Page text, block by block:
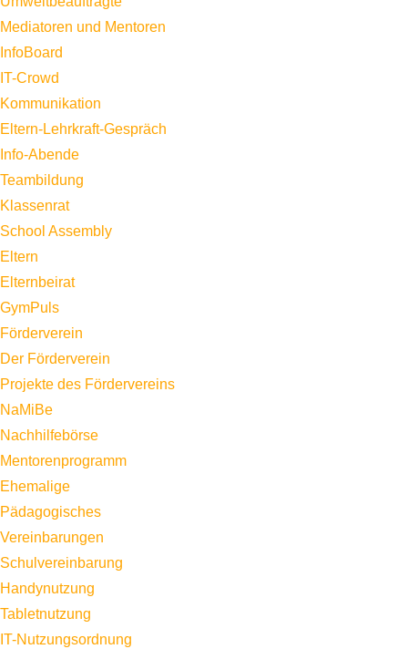
Mediatoren und Mentoren
InfoBoard
IT-Crowd
Kommunikation
Eltern-Lehrkraft-Gespräch
Info-Abende
Teambildung
Klassenrat
School Assembly
Eltern
Elternbeirat
GymPuls
Förderverein
Der Förderverein
Projekte des Fördervereins
NaMiBe
Nachhilfebörse
Mentorenprogramm
Ehemalige
Pädagogisches
Vereinbarungen
Schulvereinbarung
Handynutzung
Tabletnutzung
IT-Nutzungsordnung